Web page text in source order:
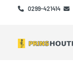
0299-421414